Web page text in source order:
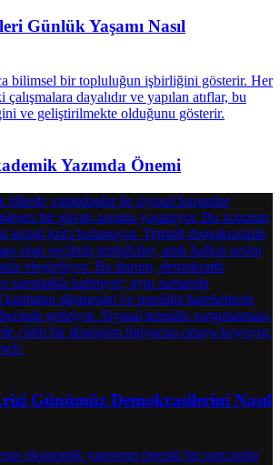
Günlük Yaşamı Nasıl
Yazımda Önemi
Günümüz Demokrasilerini Nasıl